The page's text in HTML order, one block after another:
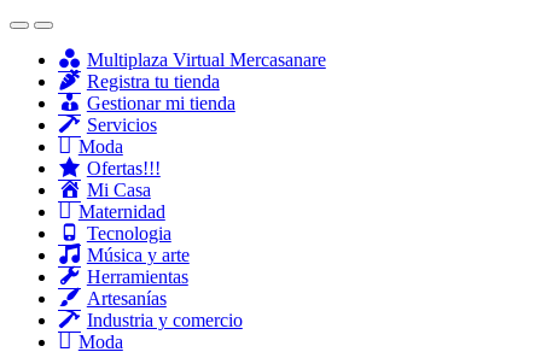
Multiplaza Virtual Mercasanare
Registra tu tienda
Gestionar mi tienda
Servicios
Moda
Ofertas!!!
Mi Casa
Maternidad
Tecnologia
Música y arte
Herramientas
Artesanías
Industria y comercio
Moda